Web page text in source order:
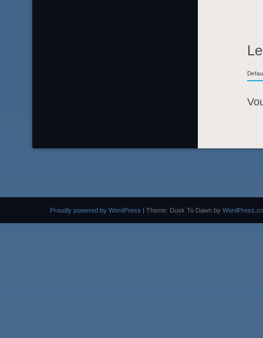
Proudly powered by WordPress | Theme: Dusk To Dawn by